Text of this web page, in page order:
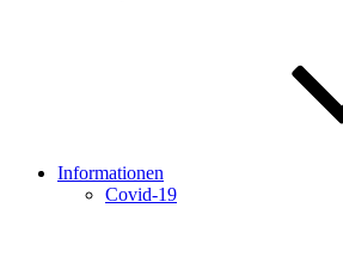
Informationen
Covid-19